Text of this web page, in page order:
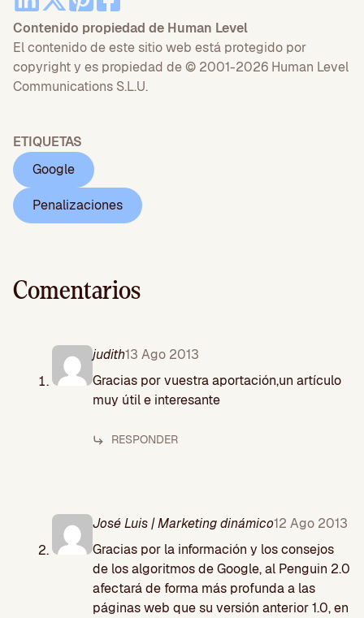
Contenido propiedad de Human Level
El contenido de este sitio web está protegido por
copyright y es propiedad de © 2001-2026 Human Level
Communications S.L.U.
ETIQUETAS
Google
Penalizaciones
Comentarios
judith13 Ago 2013
Gracias por vuestra aportación,un artículo
muy útil e interesante
RESPONDER
José Luis | Marketing dinámico12 Ago 2013
Gracias por la información y los consejos
de los algoritmos de Google, al Penguin 2.0
afectará de forma más profunda a las
páginas web que su versión anterior 1.0, en